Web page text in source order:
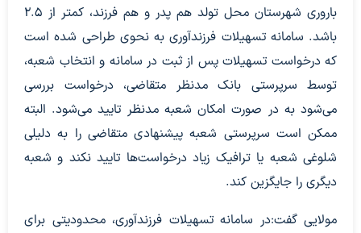
باروری شهرستان محل تولد هم پدر و هم فرزند، کمتر از ۲.۵
باشد. سامانه تسهیلات فرزندآوری به نحوی طراحی شده است
که درخواست تسهیلات پس از ثبت در سامانه و انتخاب شعبه،
توسط سرپرستی بانک مدنظر متقاضی، درخواست بررسی
می‌شود به در صورت امکان شعبه مدنظر تایید می‌شود. البته
ممکن است سرپرستی شعبه پیشنهادی متقاضی را به دلیلی
شلوغی شعبه یا ترافیک زیاد درخواست‌ها تایید نکند و شعبه
دیگری را جایگزین کند.
مولایی گفت:در سامانه تسهیلات فرزندآوری، محدودیتی برای